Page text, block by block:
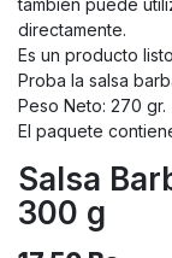
directamente.
Es un producto
Proba la salsa
Peso Neto: 270 gr.
El paquete
Salsa
300 g